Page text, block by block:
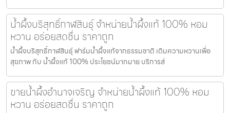
น้ำผึ้งบริสุทธิ์กาฬสินธุ์ จำหน่ายน้ำผึ้งแท้ 100% หอม
หวาน อร่อยสดชื่น ราคาถูก
น้ำผึ้งบริสุทธิ์กาฬสินธุ์ ฟาร์มน้ำผึ้งแท้จากธรรมชาติ เติมความหวานเพื่อ
สุขภาพ กับ น้ำผึ้งแท้ 100% ประโยชน์มากมาย บริการส่
ขายน้ำผึ้งอำนาจเจริญ จำหน่ายน้ำผึ้งแท้ 100% หอม
หวาน อร่อยสดชื่น ราคาถูก